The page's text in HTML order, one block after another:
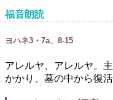
福音朗読
ヨハネ3・7a、8-15
アレルヤ、アレルヤ。
かかり、墓の中から復